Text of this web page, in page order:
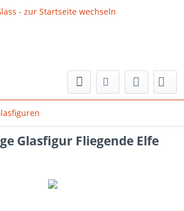
Glasfigur Fliegende Elfe